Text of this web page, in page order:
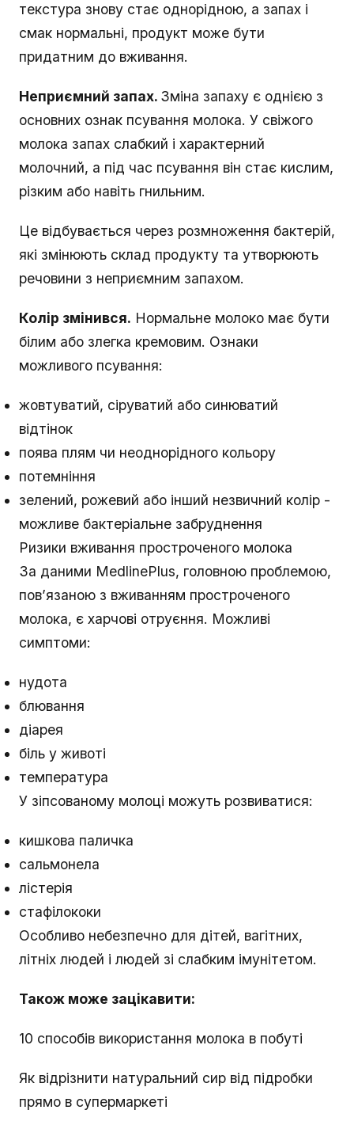
текстура знову стає однорідною, а запах і
смак нормальні, продукт може бути
придатним до вживання.
Неприємний запах. Зміна запаху є однією з
основних ознак псування молока. У свіжого
молока запах слабкий і характерний
молочний, а під час псування він стає кислим,
різким або навіть гнильним.
Це відбувається через розмноження бактерій,
які змінюють склад продукту та утворюють
речовини з неприємним запахом.
Колір змінився. Нормальне молоко має бути
білим або злегка кремовим. Ознаки
можливого псування:
жовтуватий, сіруватий або синюватий
відтінок
поява плям чи неоднорідного кольору
потемніння
зелений, рожевий або інший незвичний колір -
можливе бактеріальне забруднення
Ризики вживання простроченого молока
За даними MedlinePlus, головною проблемою,
пов’язаною з вживанням простроченого
молока, є харчові отруєння. Можливі
симптоми:
нудота
блювання
діарея
біль у животі
температура
У зіпсованому молоці можуть розвиватися:
кишкова паличка
сальмонела
лістерія
стафілококи
Особливо небезпечно для дітей, вагітних,
літніх людей і людей зі слабким імунітетом.
Також може зацікавити:
10 способів використання молока в побуті
Як відрізнити натуральний сир від підробки
прямо в супермаркеті